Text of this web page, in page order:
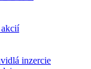
inzercie